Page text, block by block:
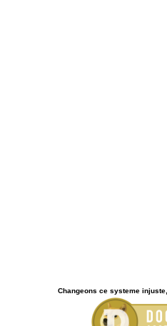
Changeons ce systeme injuste,